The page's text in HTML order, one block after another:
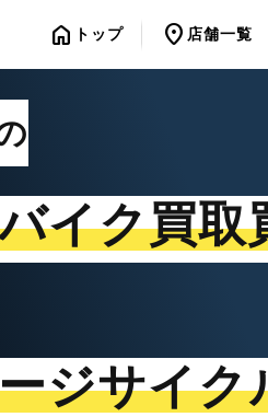
home トップ location_on 店舗一覧
イク買取
ジサイク